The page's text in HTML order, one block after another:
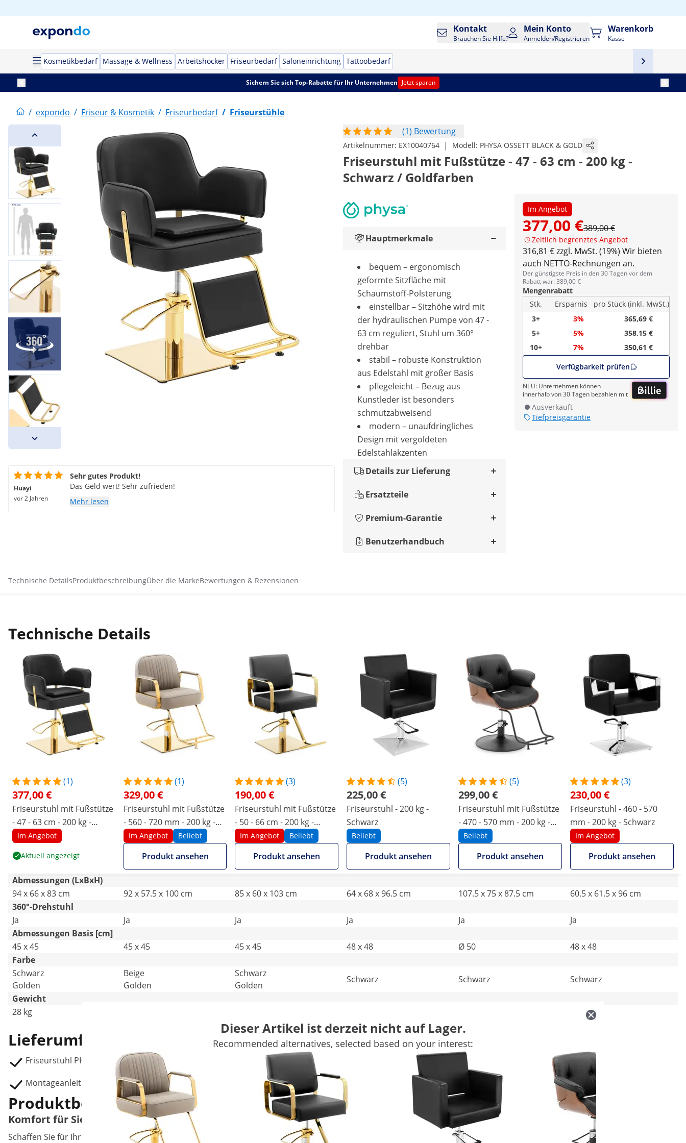
Kontakt
Brauchen Sie Hilfe?
Mein Konto
Anmelden/Registrieren
Warenkorb
Kasse
Kosmetikbedarf Massage & Wellness Arbeitshocker Friseurbedarf Saloneinrichtung Tattoobedarf
Sichern Sie sich Top-Rabatte für Ihr Unternehmen Jetzt sparen
/ expondo / Friseur & Kosmetik / Friseurbedarf / Friseurstühle
(1) Bewertung
Artikelnummer: EX10040764 | Modell: PHYSA OSSETT BLACK & GOLD
Friseurstuhl mit Fußstütze - 47 - 63 cm - 200 kg -
Schwarz / Goldfarben
Im Angebot
377,00 €389,00 €
Zeitlich begrenztes Angebot
316,81 € zzgl. MwSt. (19%) Wir bieten
auch NETTO-Rechnungen an.
Der günstigste Preis in den 30 Tagen vor dem
Rabatt war: 389,00 €
Mengenrabatt
Stk.
Ersparnis
pro Stück (inkl. MwSt.)
3+
3%
365,69 €
5+
5%
358,15 €
10+
7%
350,61 €
Verfügbarkeit prüfen
NEU: Unternehmen können
innerhalb von 30 Tagen bezahlen mit
Ausverkauft
Tiefpreisgarantie
Hauptmerkmale
bequem – ergonomisch
geformte Sitzfläche mit
Schaumstoff-Polsterung
einstellbar – Sitzhöhe wird mit
der hydraulischen Pumpe von 47 -
63 cm reguliert, Stuhl um 360°
drehbar
stabil – robuste Konstruktion
aus Edelstahl mit großer Basis
pflegeleicht – Bezug aus
Kunstleder ist besonders
schmutzabweisend
modern – unaufdringliches
Design mit vergoldeten
Edelstahlakzenten
Details zur Lieferung
Ersatzteile
Premium-Garantie
Benutzerhandbuch
Huayi
vor 2 Jahren
Sehr gutes Produkt!
Das Geld wert! Sehr zufrieden!
Mehr lesen
Technische DetailsProduktbeschreibungÜber die MarkeBewertungen & Rezensionen
Technische Details
(1)
377,00 €
Friseurstuhl mit Fußstütze
- 47 - 63 cm - 200 kg -
Schwarz / Goldfarben
Im Angebot
Aktuell angezeigt
(1)
329,00 €
Friseurstuhl mit Fußstütze
- 560 - 720 mm - 200 kg -
Golden, Beige
Im Angebot Beliebt
Produkt ansehen
(3)
190,00 €
Friseurstuhl mit Fußstütze
- 50 - 66 cm - 200 kg -
Schwarz, Golden
Im Angebot Beliebt
Produkt ansehen
(5)
225,00 €
Friseurstuhl - 200 kg -
Schwarz
Beliebt
Produkt ansehen
(5)
299,00 €
Friseurstuhl mit Fußstütze
- 470 - 570 mm - 200 kg -
Schwarz
Beliebt
Produkt ansehen
(3)
230,00 €
Friseurstuhl - 460 - 570
mm - 200 kg - Schwarz
Im Angebot
Produkt ansehen
Abmessungen (LxBxH)
94 x 66 x 83 cm
92 x 57.5 x 100 cm 85 x 60 x 103 cm 64 x 68 x 96.5 cm 107.5 x 75 x 87.5 cm
60.5 x 61.5 x 96 cm
360°-Drehstuhl
Ja
Ja Ja Ja Ja
Ja
Abmessungen Basis [cm]
45 x 45
45 x 45 45 x 45 48 x 48 Ø 50
48 x 48
Farbe
Schwarz
Golden
Beige
Golden
Schwarz
Golden
Schwarz Schwarz
Schwarz
Gewicht
28 kg
26.5 kg
Weitere Merkmale vergleichen
Lieferumfang
Friseurstuhl PHYSA OSSETT BLACK & GOLD
Montageanleitung
Dieser Artikel ist derzeit nicht auf Lager.
Recommended alternatives, selected based on your interest:
Produktbeschreibung
Komfort für Sie und Ihre Kundschaft, mit dem Friseurstuhl Ossett Black & Gold
Schaffen Sie für Ihre Kundschaft einen angenehmen Platz mit dem Friseurstuhl Ossett Black & Gold und sorgen Sie